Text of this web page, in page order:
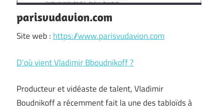
parisvudavion.com
Site web : https://www.parisvudavion.com
D’où vient Vladimir Bboudnikoff ?
Producteur et vidéaste de talent, Vladimir
Boudnikoff a récemment fait la une des tabloïds à